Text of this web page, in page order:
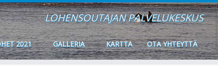
LOHENSOUTAJAN PALVELUKESKUS
2021 GALLERIA KARTTA OTA YHTEYTTÄ